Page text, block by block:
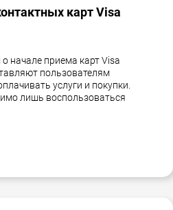
карт Visa
начале приема карт Visa
пользователям
услуги и покупки.
лишь воспользоваться